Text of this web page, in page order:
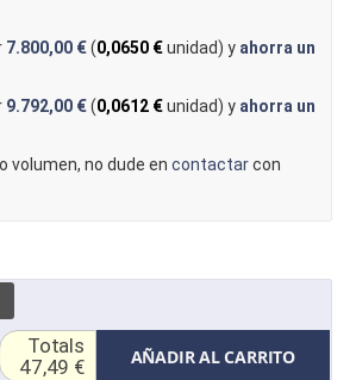
7.800,00 €(0,0650 €unidad) y ahorra un
9.792,00 €(0,0612 €unidad) y ahorra un
volumen, no dude en contactarcon
AÑADIR AL CARRITO
Totals
47,49 €